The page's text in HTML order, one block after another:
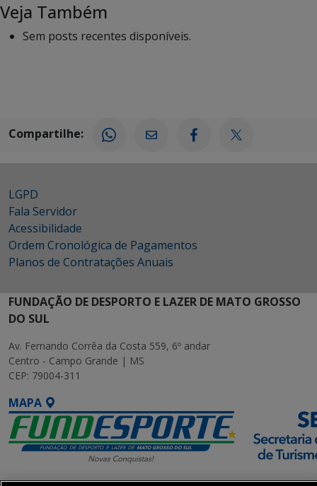
Veja Também
Sem posts recentes disponíveis.
Compartilhe:
LGPD
Fala Servidor
Acessibilidade
Ordem Cronológica de Pagamentos
Planos de Contratações Anuais
FUNDAÇÃO DE DESPORTO E LAZER DE MATO GROSSO
DO SUL
Av. Fernando Corrêa da Costa 559, 6º andar
Centro - Campo Grande | MS
CEP: 79004-311
MAPA